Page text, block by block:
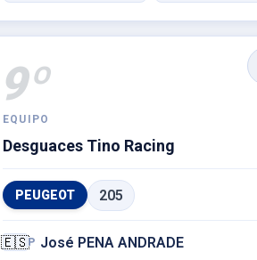
9º
EQUIPO
Desguaces Tino Racing
PEUGEOT 205
🇪🇸P José PENA ANDRADE